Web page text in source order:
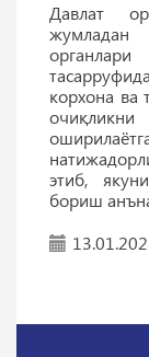
Давлат
корхона ва
этиб,
бориш